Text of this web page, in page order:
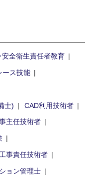
安全衛生責任者教育
ース技能
士)
CAD利用技術者
主任技術者
事責任技術者
ョン管理士